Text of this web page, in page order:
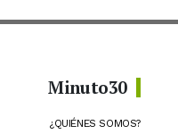
Minuto30
¿QUIÉNES SOMOS?